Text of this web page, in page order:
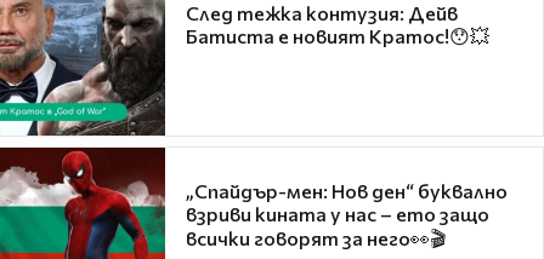
След тежка контузия: Дейв
Батиста е новият Кратос!😯💥
„Спайдър-мен: Нов ден“ буквално
взриви кината у нас – ето защо
всички говорят за него👀🎬